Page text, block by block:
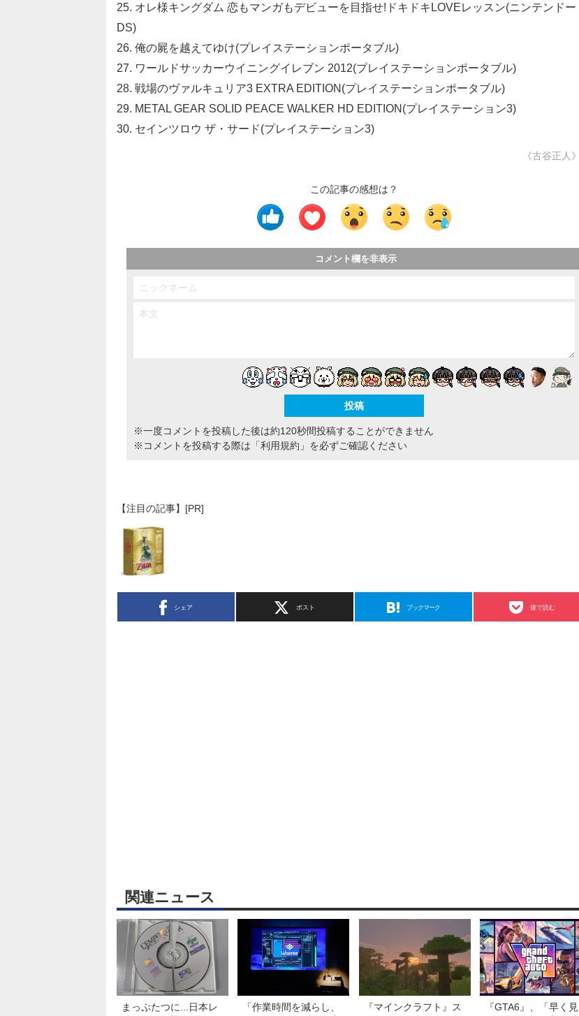
25. オレ様キングダム 恋もマンガもデビューを目指せ!ドキドキLOVEレッスン(ニンテンドー
DS)
26. 俺の屍を越えてゆけ(プレイステーションポータブル)
27. ワールドサッカーウイニングイレブン 2012(プレイステーションポータブル)
28. 戦場のヴァルキュリア3 EXTRA EDITION(プレイステーションポータブル)
29. METAL GEAR SOLID PEACE WALKER HD EDITION(プレイステーション3)
30. セインツロウ ザ・サード(プレイステーション3)
《古谷正人》
この記事の感想は？
コメント欄を非表示
※一度コメントを投稿した後は約120秒間投稿することができません
※コメントを投稿する際は 「利用規約」 を必ずご確認ください
【注目の記事】[PR]
シェア ポスト ブックマーク 後で読む
関連ニュース
まっぷたつに...日本レ
「作業時間を減らし、
『マインクラフト』ス
『GTA6』、「早く見